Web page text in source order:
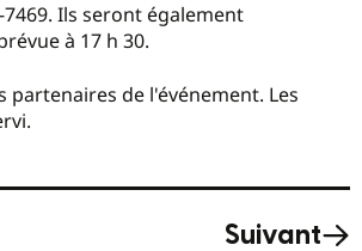
Ils seront également
à 17 h 30.
de l'événement. Les
Suivant